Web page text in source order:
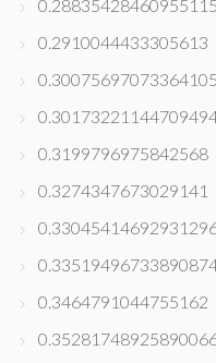
0.28835428460955115
0.2910044433305613
0.30075697073364105
0.3199796975842568
0.3274347673029141
0.3464791044755162